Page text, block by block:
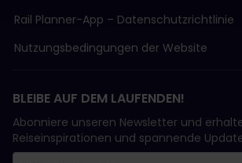
Rail Planner-App – Datenschutzrichtlinie
Nutzungsbedingungen der Website
BLEIBE AUF DEM LAUFENDEN!
Abonniere unseren Newsletter und
Reiseinspirationen und spannende